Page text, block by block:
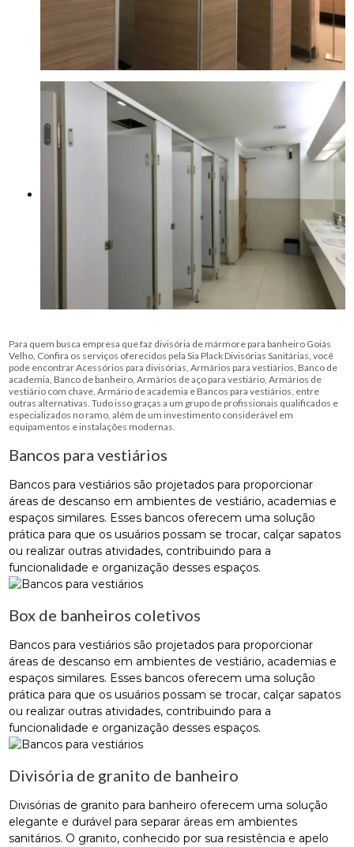
Para quem busca empresa que faz divisória de mármore para banheiro Goiás
Velho, Confira os serviços oferecidos pela Sia Plack Divisórias Sanitárias, você
pode encontrar Acessórios para divisórias, Armários para vestiários, Banco de
academia, Banco de banheiro, Armários de aço para vestiário, Armários de
vestiário com chave, Armário de academia e Bancos para vestiários, entre
outras alternativas. Tudo isso graças a um grupo de profissionais qualificados e
especializados no ramo, além de um investimento considerável em
equipamentos e instalações modernas.
Bancos para vestiários
Bancos para vestiários são projetados para proporcionar
áreas de descanso em ambientes de vestiário, academias e
espaços similares. Esses bancos oferecem uma solução
prática para que os usuários possam se trocar, calçar sapatos
ou realizar outras atividades, contribuindo para a
funcionalidade e organização desses espaços.
Box de banheiros coletivos
Bancos para vestiários são projetados para proporcionar
áreas de descanso em ambientes de vestiário, academias e
espaços similares. Esses bancos oferecem uma solução
prática para que os usuários possam se trocar, calçar sapatos
ou realizar outras atividades, contribuindo para a
funcionalidade e organização desses espaços.
Divisória de granito de banheiro
Divisórias de granito para banheiro oferecem uma solução
elegante e durável para separar áreas em ambientes
sanitários. O granito, conhecido por sua resistência e apelo